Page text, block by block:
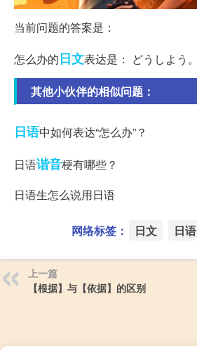
当前问题的答案是：
怎么办的日文表达是： どうしよう。
其他小伙伴的相似问题：
日语中如何表达“怎么办”？
日语谐音梗有哪些？
日语生怎么说用日语
网络标签： 日文 日语
上一篇
【根据】与【依据】的区别